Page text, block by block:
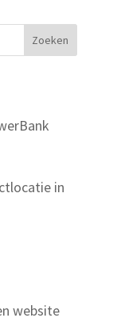
Zoeken
in
website